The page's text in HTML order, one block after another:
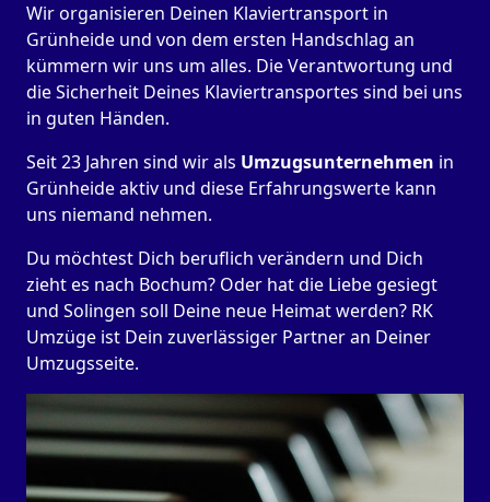
Wir organisieren Deinen Klaviertransport in
Grünheide und von dem ersten Handschlag an
kümmern wir uns um alles. Die Verantwortung und
die Sicherheit Deines Klaviertransportes sind bei uns
in guten Händen.
Seit 23 Jahren sind wir als Umzugsunternehmen in
Grünheide aktiv und diese Erfahrungswerte kann
uns niemand nehmen.
Du möchtest Dich beruflich verändern und Dich
zieht es nach Bochum? Oder hat die Liebe gesiegt
und Solingen soll Deine neue Heimat werden? RK
Umzüge ist Dein zuverlässiger Partner an Deiner
Umzugsseite.